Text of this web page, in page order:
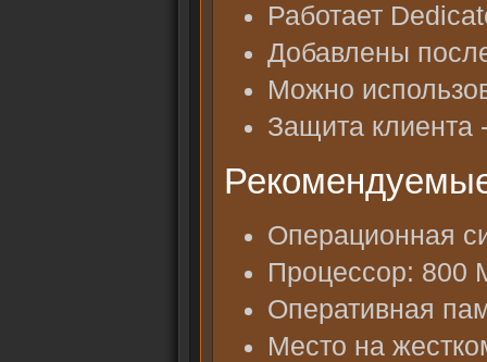
Работает
Добавлены
Можно
Защита клиента
Операционная
Процессор: 800
Оперативная
Место на